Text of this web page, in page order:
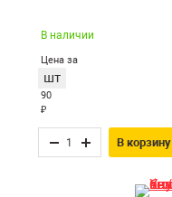
В наличии
Цена за
шт
90
₽
В корзину